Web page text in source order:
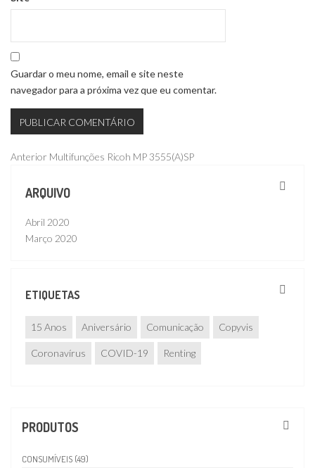
Guardar o meu nome, email e site neste
navegador para a próxima vez que eu comentar.
Navegação
de
artigos
Publicação
Anterior Multifunções Ricoh MP 3555(A)SP
ARQUIVO
Abril 2020
Março 2020
ETIQUETAS
15 Anos Aniversário Comunicação Copyvis
Coronavírus COVID-19 Renting
PRODUTOS
CONSUMÍVEIS (49)